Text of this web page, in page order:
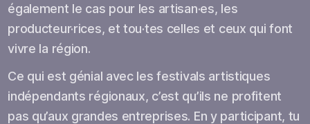
également le cas pour les artisan·es, les
producteur·rices, et tou·tes celles et ceux qui font
vivre la région.
Ce qui est génial avec les festivals artistiques
indépendants régionaux, c’est qu’ils ne profitent
pas qu’aux grandes entreprises. En y participant, tu